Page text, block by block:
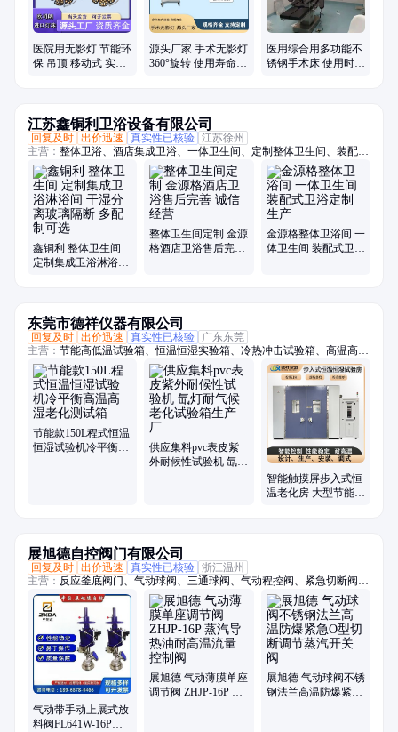
医院用无影灯 节能环
保 吊顶 移动式 实力
源头厂家 手术无影灯
360°旋转 使用寿命长
医用综合用多功能不
锈钢手术床 使用时间
江苏鑫铜利卫浴设备有限公司
回复及时 出价迅速 真实性已核验 江苏徐州
主营： 整体卫浴、酒店集成卫浴、一体卫生间、定制整体卫生间、装配式
卫生间、成品卫生间、一体式浴室、集成淋浴间、整体淋浴房、一体式卫
生间、酒店整体卫生间、公寓整体卫生间、宾馆整体卫生间、淋浴房、装
配式整体卫生间
鑫铜利 整体卫生间
定制集成卫浴淋浴间
整体卫生间定制 金源
格酒店卫浴售后完善
金源格整体卫浴间 一
体卫生间 装配式卫浴
东莞市德祥仪器有限公司
回复及时 出价迅速 真实性已核验
广东东莞
主营： 节能高低温试验箱、恒温恒湿实验箱、冷热冲击试验箱、高温高湿
试验箱、氙灯耐气候试验箱、耐黄老化试验箱、紫外加速老化试验箱、三
综合试验箱、步入式恒温恒湿试验箱、高低温试验箱、快速温变试验箱、
双85试验箱、低温试验箱、步入式高低温湿热室、hast试验箱、pct老化试
验箱、高温试验箱、高压加速老化试验箱、低气压试验箱、高低温低气压
试验箱、恒温恒湿试验箱、淋雨试验箱、沙尘试验箱、高低温防爆试验箱
节能款150L程式恒温
恒湿试验机冷平衡高
供应集料pvc表皮紫
外耐候性试验机 氙灯
智能触摸屏步入式恒
温老化房 大型节能式
展旭德自控阀门有限公司
回复及时 出价迅速 真实性已核验 浙江温州
主营： 反应釜底阀门、气动球阀、三通球阀、气动程控阀、紧急切断阀、
气动执行器、内螺纹球阀、气动法兰球阀、气动快装蝶阀、气动衬氟蝶
阀、气动衬氟球阀、气动焊接球阀、上展式放料阀、气动硬密封蝶阀
气动带手动上展式放
料阀FL641W-16P反
展旭德 气动薄膜单座
调节阀 ZHJP-16P 蒸
展旭德 气动球阀不锈
钢法兰高温防爆紧急